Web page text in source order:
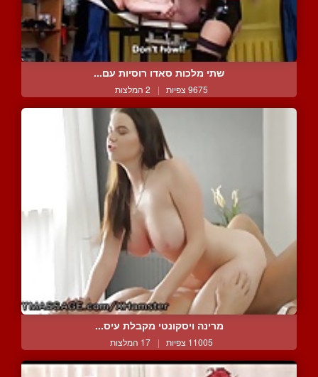
שתי מלכות סאדו רוסיות עם...
9675 צפיות | 2 המלצות
מרינה ויסקונטי מקבלת עיס...
11005 צפיות | 17 המלצות